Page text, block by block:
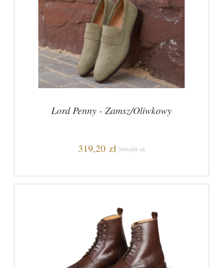
Lord Penny - Zamsz/Oliwkowy
319,20 zł 399,00 zł